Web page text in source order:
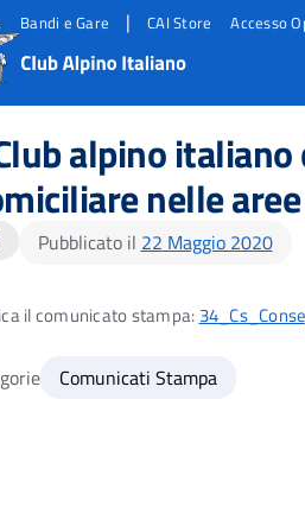
Bandi e Gare | CAI Store Accesso
alpino
nelle
Pubblicato il 22 Maggio 2020
il comunicato stampa:
Comunicati Stampa